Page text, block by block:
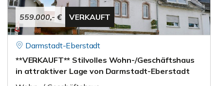
559.000,- € VERKAUFT
Darmstadt-Eberstadt
**VERKAUFT** Stilvolles Wohn-/Geschäftshaus
in attraktiver Lage von Darmstadt-Eberstadt